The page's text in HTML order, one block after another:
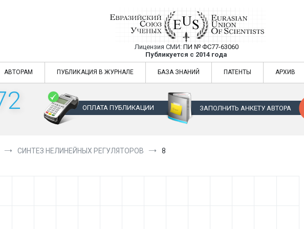
Евразийский Союз Ученых —
Лицензия СМИ: ПИ № ФС77-63060
Публикуется с 2014 года
Евразийский Союз Ученых — публикация научных статей в
АВТОРАМ ПУБЛИКАЦИЯ В ЖУРНАЛЕ БАЗА ЗНАНИЙ ПАТЕНТЫ АРХИВ
ОПЛАТА ПУБЛИКАЦИИ ЗАПОЛНИТЬ АНКЕТУ АВТОРА
СИНТЕЗ НЕЛИНЕЙНЫХ РЕГУЛЯТОРОВ 8